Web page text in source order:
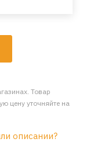
Товар
цену уточняйте на
описании?